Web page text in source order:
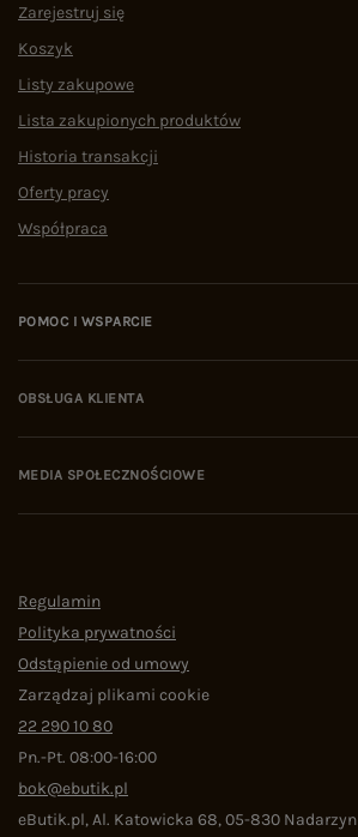
Zarejestruj się
Koszyk
Listy zakupowe
Lista zakupionych produktów
Historia transakcji
Oferty pracy
Współpraca
POMOC I WSPARCIE
OBSŁUGA KLIENTA
MEDIA SPOŁECZNOŚCIOWE
Regulamin
Polityka prywatności
Odstąpienie od umowy
Zarządzaj plikami cookie
22 290 10 80
Pn.-Pt. 08:00-16:00
bok@ebutik.pl
eButik.pl,Al. Katowicka 68,05-830 Nadarzyn